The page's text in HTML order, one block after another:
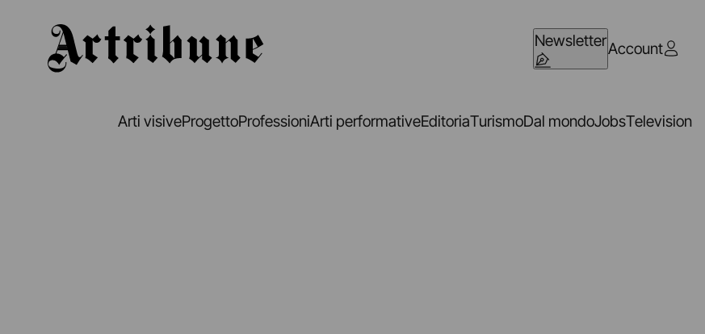
NewsletterAccount
Arti visiveProgettoProfessioniArti performativeEditoriaTurismoDal mondoJobsTelevision